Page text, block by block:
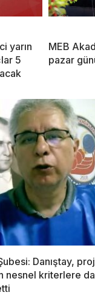
yarın
5
MEB
pazar
Danıştay,
kriterlere